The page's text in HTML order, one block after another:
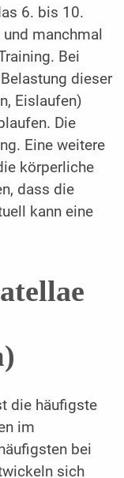
6. bis 10.
manchmal
Bei
dieser
Eislaufen)
Die
Eine weitere
körperliche
dass die
kann eine
die häufigste
im
bei
sich